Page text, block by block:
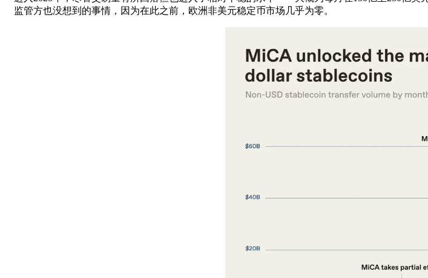
监管方也没想到的事情，因为在此之前，欧洲非美元稳定币市场几乎为零。